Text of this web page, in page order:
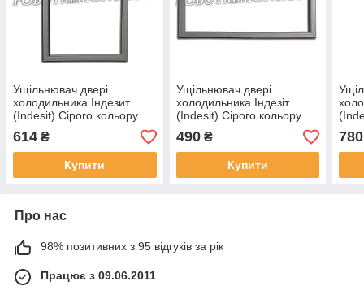
Ущільнювач двері
холодильника Індезит
(Indesit) Сірого кольору
571х766 мм
614 ₴
Купити
Ущільнювач двері
холодильника Індезіт
(Indesit) Сірого кольору
571х494 мм
490₴
Купити
780
Про нас
98% позитивних з 95 відгуків за рік
Працює з 09.06.2011